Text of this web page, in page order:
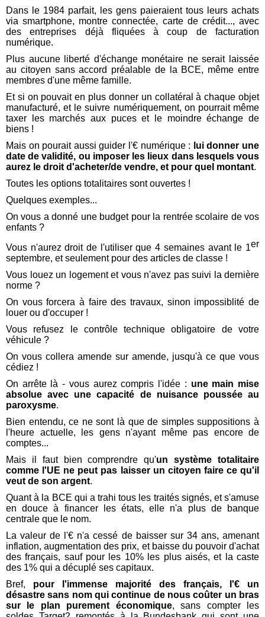
Dans le 1984 parfait, les gens paieraient tous leurs achats
via smartphone, montre connectée, carte de crédit..., avec
des entreprises déjà fliquées à coup de facturation
numérique.
Plus aucune liberté d'échange monétaire ne serait laissée
au citoyen sans accord préalable de la BCE, même entre
membres d'une même famille.
Et si on pouvait en plus donner un collatéral à chaque objet
manufacturé, et le suivre numériquement, on pourrait même
taxer les marchés aux puces et le moindre échange de
biens !
Mais on pourait aussi guider l'€ numérique :
lui donner une
date de validité, ou imposer les lieux dans lesquels vous
aurez le droit d'acheter/de vendre, et pour quel montant.
Toutes les options totalitaires sont ouvertes !
Quelques exemples...
On vous a donné une budget pour la rentrée scolaire de vos
enfants ?
Vous n'aurez droit de l'utiliser que 4 semaines avant le 1er
septembre, et seulement pour des articles de classe !
Vous louez un logement et vous n'avez pas suivi la dernière
norme ?
On vous forcera à faire des travaux, sinon impossiblité de
louer ou d'occuper !
Vous refusez le contrôle technique obligatoire de votre
véhicule ?
On vous collera amende sur amende, jusqu'à ce que vous
cédiez !
On arrête là - vous aurez compris l'idée : une main mise
absolue avec une capacité de nuisance poussée au
paroxysme.
Bien entendu, ce ne sont là que de simples suppositions à
l'heure actuelle, les gens n'ayant même pas encore de
comptes...
Mais il faut bien comprendre qu'un système totalitaire
comme l'UE ne peut pas laisser un citoyen faire ce qu'il
veut de son argent.
Quant à la BCE qui a trahi tous les traités signés, et s'amuse
en douce à financer les états, elle n'a plus de banque
centrale que le nom.
La valeur de l'€ n'a cessé de baisser sur 34 ans, amenant
inflation, augmentation des prix, et baisse du pouvoir d'achat
des français, sauf pour les 10% les plus aisés, et la caste
des 1% qui a décuplé ses capitaux.
Bref, pour l'immense majorité des français, l'€ un
désastre sans nom qui continue de nous coûter un bras
sur le plan purement économique, sans compter les